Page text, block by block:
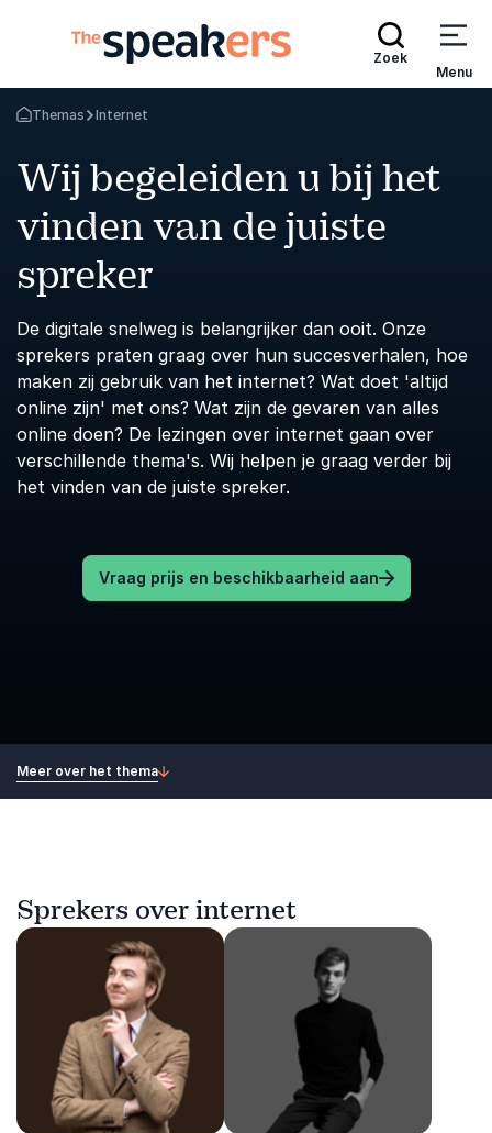
Zoek
Menu
Terug naar de startpagina
Themas Internet
Wij begeleiden u bij het
vinden van de juiste
spreker
De digitale snelweg is belangrijker dan ooit. Onze
sprekers praten graag over hun succesverhalen, hoe
maken zij gebruik van het internet? Wat doet 'altijd
online zijn' met ons? Wat zijn de gevaren van alles
online doen? De lezingen over internet gaan over
verschillende thema's. Wij helpen je graag verder bij
het vinden van de juiste spreker.
Vraag prijs en beschikbaarheid aan
Meer over het thema
Sprekers over internet